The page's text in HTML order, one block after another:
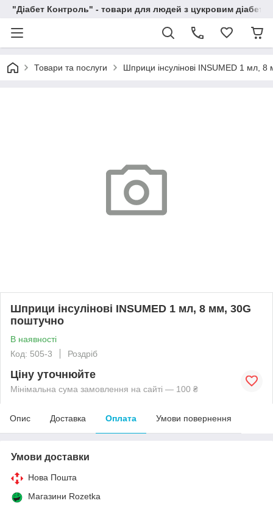
"Діабет Контроль" - товари для людей з цукровим
Товари та послуги Шприци інсулінові INSUMED 1 мл,
Шприци інсулінові INSUMED 1 мл, 8 мм, 30G
поштучно
В наявності
Код: 505-3
Роздріб
Ціну уточнюйте
Мінімальна сума замовлення на сайті — 100 ₴
Опис Доставка Оплата Умови повернення
Умови доставки
Нова Пошта
Магазини Rozetka